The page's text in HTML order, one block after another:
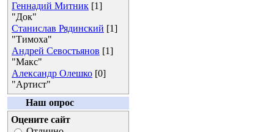
Геннадий Митник [1]
"Док"
Станислав Рядинский [1]
"Тимоха"
Андрей Севостьянов [1]
"Макс"
Александр Олешко [0]
"Артист"
Наш опрос
Оцените сайт